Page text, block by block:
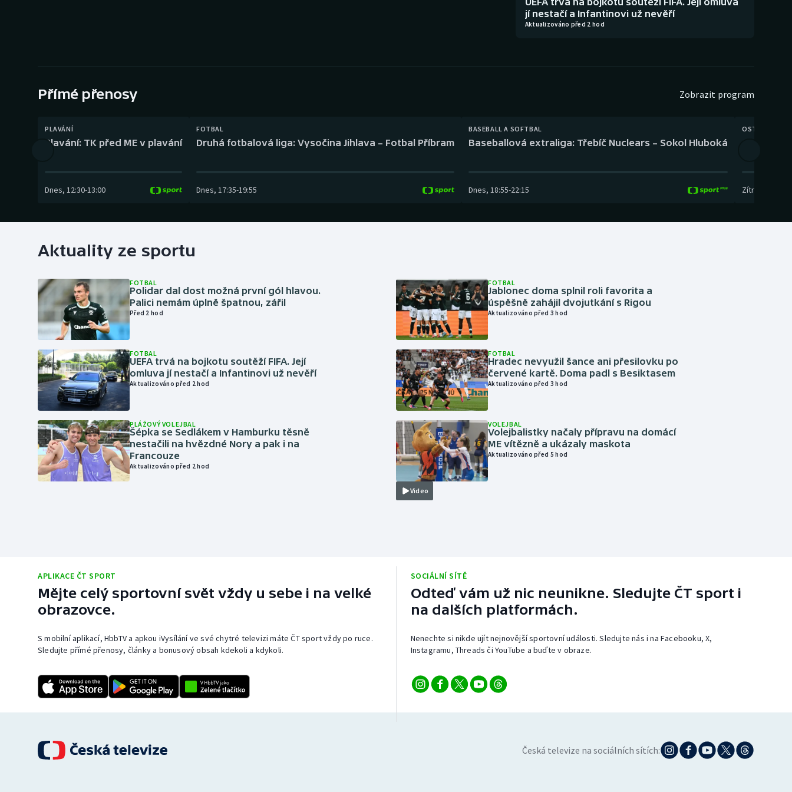
Gymnastika Plážový volejbal
jí nestačí a Infantinovi už nevěří
Aktualizováno před 2 hod
Přímé přenosy Zobrazit program
PLAVÁNÍ
Plavání: TK před ME v plavání
Dnes, 12:30-13:00
FOTBAL
Druhá fotbalová liga: Vysočina Jihlava – Fotbal Příbram
Dnes, 17:35-19:55
BASEBALL A SOFTBAL
Baseballová extraliga: Třebíč Nuclears – Sokol Hluboká
Dnes, 18:55-22:15
OSTATNÍ
Zítra
Aktuality ze sportu
FOTBAL
Polidar dal dost možná první gól hlavou.
Palici nemám úplně špatnou, zářil
Před 2 hod
FOTBAL
UEFA trvá na bojkotu soutěží FIFA. Její
omluva jí nestačí a Infantinovi už nevěří
Aktualizováno před 2 hod
PLÁŽOVÝ VOLEJBAL
Šépka se Sedlákem v Hamburku těsně
nestačili na hvězdné Nory a pak i na
Francouze
Aktualizováno před 2 hod
FOTBAL
Jablonec doma splnil roli favorita a
úspěšně zahájil dvojutkání s Rigou
Aktualizováno před 3 hod
FOTBAL
Hradec nevyužil šance ani přesilovku po
červené kartě. Doma padl s Besiktasem
Aktualizováno před 3 hod
Video
VOLEJBAL
Volejbalistky načaly přípravu na domácí
ME vítězně a ukázaly maskota
Aktualizováno před 5 hod
APLIKACE ČT SPORT
Mějte celý sportovní svět vždy u sebe i na velké
obrazovce.
S mobilní aplikací, HbbTV a apkou iVysílání ve své chytré televizi máte ČT sport vždy po ruce.
Sledujte přímé přenosy, články a bonusový obsah kdekoli a kdykoli.
SOCIÁLNÍ SÍTĚ
Odteď vám už nic neunikne. Sledujte ČT sport i
na dalších platformách.
Nenechte si nikde ujít nejnovější sportovní události. Sledujte nás i na Facebooku, X,
Instagramu, Threads či YouTube a buďte v obraze.
Česká televize na sociálních sítích: